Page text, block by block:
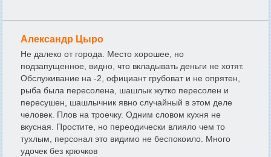
Александр Цыро
Не далеко от города. Место хорошее, но
подзапущенное, видно, что вкладывать деньги не хотят.
Обслуживание на -2, официант грубоват и не опрятен,
рыба была пересолена, шашлык жутко пересолен и
пересушен, шашлычник явно случайный в этом деле
человек. Плов на троечку. Одним словом кухня не
вкусная. Простите, но переодически влияло чем то
тухлым, персонал это видимо не беспокоило. Много
удочек без крючков